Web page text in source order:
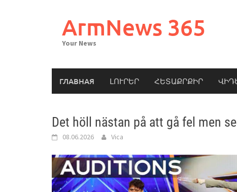
ArmNews 365
Your News
ГЛАВНАЯ ԼՈՒՐԵՐ ՀԵՏԱՔՐՔԻՐ
Det höll nästan på att gå fel men
08.06.2026 Vica